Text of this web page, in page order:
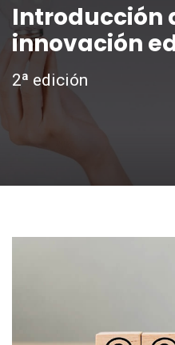
Introducción
innovación
2ª edición